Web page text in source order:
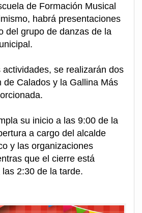
de Formación Musical
habrá presentaciones
del grupo de danzas de la
se realizarán dos
de Calados y la Gallina Más
su inicio a las 9:00 de la
a cargo del alcalde
y las organizaciones
que el cierre está
2:30 de la tarde.